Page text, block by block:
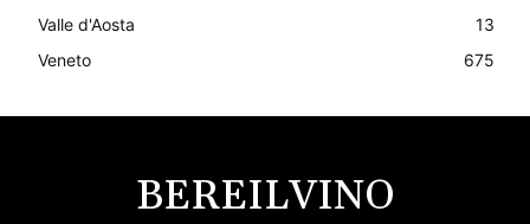
Valle d'Aosta
13
Veneto
675
BEREILVINO